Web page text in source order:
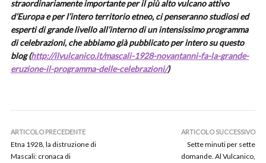
straordinariamente importante per il più alto vulcano attivo
d’Europa e per l’intero territorio etneo, ci penseranno studiosi ed
esperti di grande livello all’interno di un intensissimo programma
di celebrazioni, che abbiamo già pubblicato per intero su questo
blog (http://ilvulcanico.it/mascali-1928-novantanni-fa-la-grande-
eruzione-il-programma-delle-celebrazioni/)
ARTICOLO PRECEDENTE
Etna 1928, la distruzione di
Mascali: cronaca di
ARTICOLO SUCCESSIVO
Sette minuti per sette
domande. Al Vulcanico,